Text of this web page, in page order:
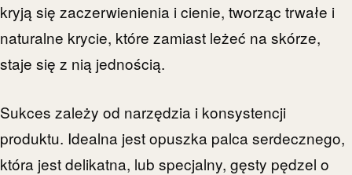
kryją się zaczerwienienia i cienie, tworząc trwałe i
naturalne krycie, które zamiast leżeć na skórze,
staje się z nią jednością.
Sukces zależy od narzędzia i konsystencji
produktu. Idealna jest opuszka palca serdecznego,
która jest delikatna, lub specjalny, gęsty pędzel o